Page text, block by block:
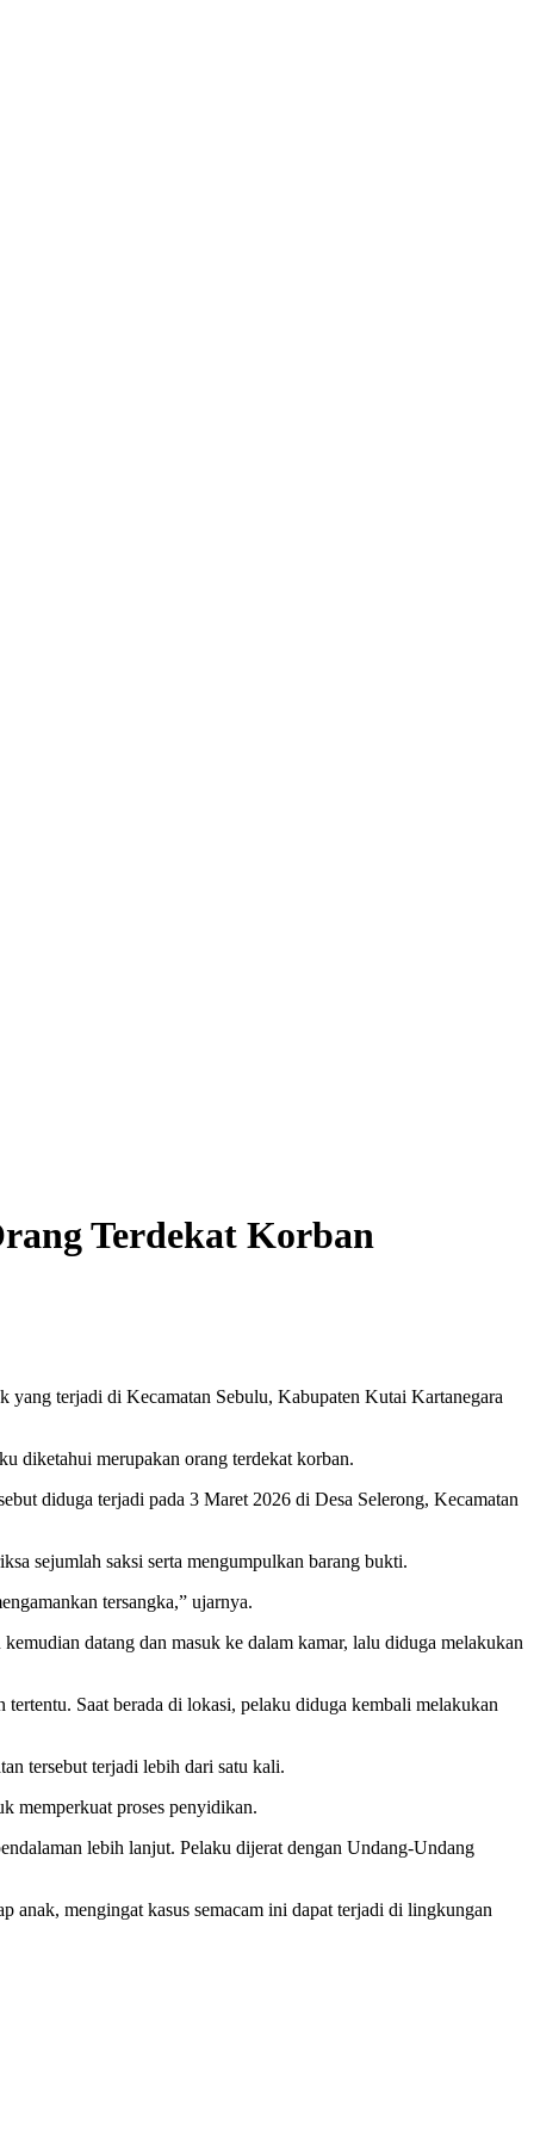
Terdekat Korban
yang terjadi di Kecamatan Sebulu, Kabupaten Kutai Kartanegara
diketahui merupakan orang terdekat korban.
diduga terjadi pada 3 Maret 2026 di Desa Selerong, Kecamatan
sejumlah saksi serta mengumpulkan barang bukti.
tersangka,” ujarnya.
datang dan masuk ke dalam kamar, lalu diduga melakukan
Saat berada di lokasi, pelaku diduga kembali melakukan
tersebut terjadi lebih dari satu kali.
memperkuat proses penyidikan.
lebih lanjut. Pelaku dijerat dengan Undang-Undang
anak, mengingat kasus semacam ini dapat terjadi di lingkungan